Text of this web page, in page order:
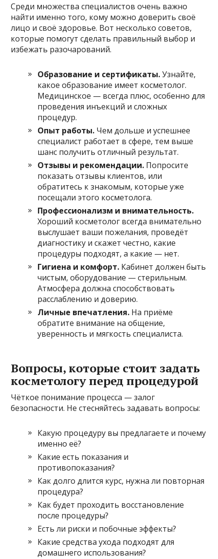
Среди множества специалистов очень важно
найти именно того, кому можно доверить своё
лицо и своё здоровье. Вот несколько советов,
которые помогут сделать правильный выбор и
избежать разочарований.
Образование и сертификаты.Узнайте,
какое образование имеет косметолог.
Медицинское — всегда плюс, особенно для
проведения инъекций и сложных
процедур.
Опыт работы. Чем дольше и успешнее
специалист работает в сфере, тем выше
шанс получить отличный результат.
Отзывы и рекомендации. Попросите
показать отзывы клиентов, или
обратитесь к знакомым, которые уже
посещали этого косметолога.
Профессионализм и внимательность.
Хороший косметолог всегда внимательно
выслушает ваши пожелания, проведёт
диагностику и скажет честно, какие
процедуры подходят, а какие — нет.
Гигиена и комфорт. Кабинет должен быть
чистым, оборудование — стерильным.
Атмосфера должна способствовать
расслаблению и доверию.
Личные впечатления. На приёме
обратите внимание на общение,
уверенность и мягкость специалиста.
Вопросы, которые стоит задать
косметологу перед процедурой
Чёткое понимание процесса — залог
безопасности. Не стесняйтесь задавать вопросы:
Какую процедуру вы предлагаете и почему
именно её?
Какие есть показания и
противопоказания?
Как долго длится курс, нужна ли повторная
процедура?
Как будет проходить восстановление
после процедуры?
Есть ли риски и побочные эффекты?
Какие средства ухода подходят для
домашнего использования?